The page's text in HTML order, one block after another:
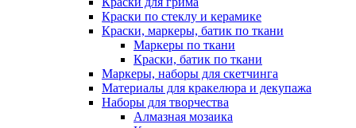
Краски по стеклу и керамике
Краски, маркеры, батик по ткани
Маркеры по ткани
Краски, батик по ткани
Маркеры, наборы для скетчинга
Материалы для кракелюра и декупажа
Наборы для творчества
Алмазная мозаика